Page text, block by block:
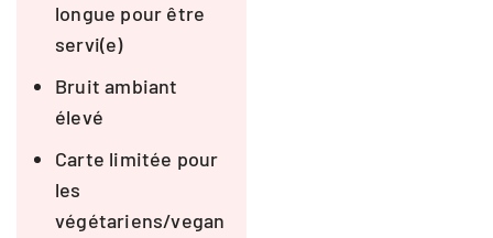
longue pour être
servi(e)
Bruit ambiant
élevé
Carte limitée pour
les
végétariens/vegan